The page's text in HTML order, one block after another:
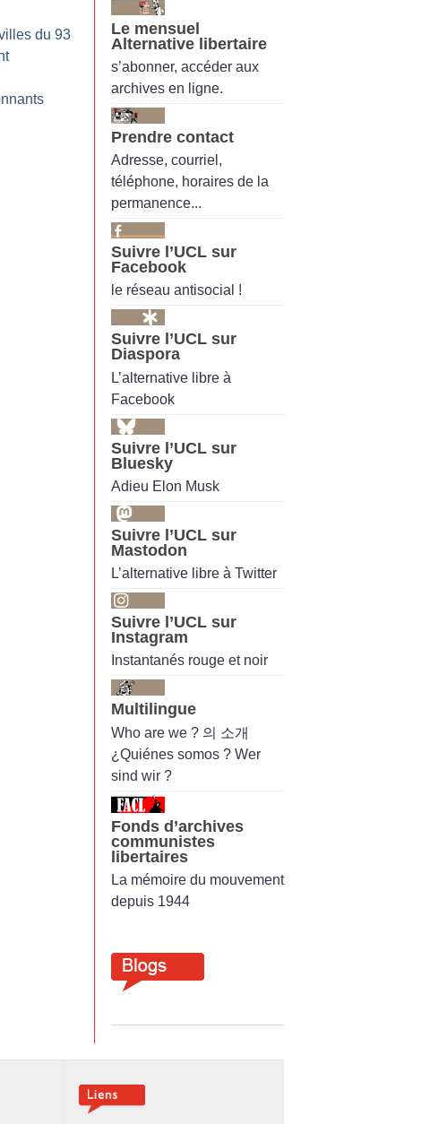
du 93
Le mensuel
Alternative libertaire
s’abonner, accéder aux
archives en ligne.
Prendre contact
Adresse, courriel,
téléphone, horaires de la
permanence...
Suivre l’UCL sur
Facebook
le réseau antisocial !
Suivre l’UCL sur
Diaspora
L’alternative libre à
Facebook
Suivre l’UCL sur
Bluesky
Adieu Elon Musk
Suivre l’UCL sur
Mastodon
L’alternative libre à Twitter
Suivre l’UCL sur
Instagram
Instantanés rouge et noir
Multilingue
Who are we ? 의 소개
¿Quiénes somos ? Wer
sind wir ?
Fonds d’archives
communistes
libertaires
La mémoire du mouvement
depuis 1944